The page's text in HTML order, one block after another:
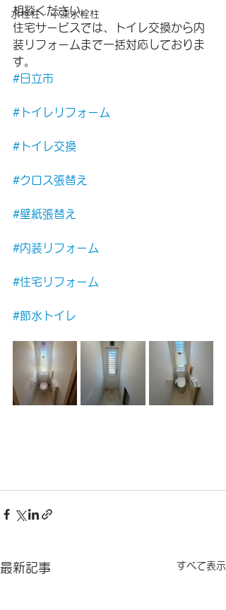
水栓柱・不凍水栓柱
相談ください。
住宅サービスでは、トイレ交換から内
装リフォームまで一括対応しておりま
す。
#日立市
#トイレリフォーム
#トイレ交換
#クロス張替え
#壁紙張替え
#内装リフォーム
#住宅リフォーム
#節水トイレ
最新記事 すべて表示